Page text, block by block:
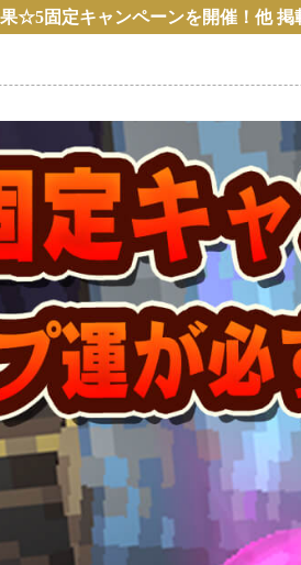
☆5固定キャンペーンを開催！他 掲